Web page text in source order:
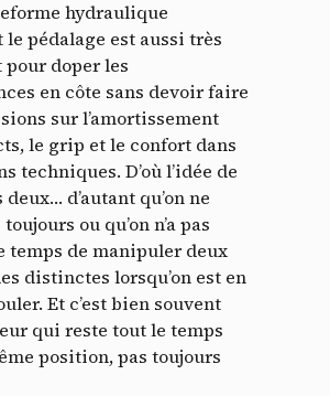
hydraulique
pédalage est aussi très
doper les
en côte sans devoir faire
sur l’amortissement
le grip et le confort dans
techniques. D’où l’idée de
d’autant qu’on ne
ou qu’on n’a pas
temps de manipuler deux
distinctes lorsqu’on est en
Et c’est bien souvent
qui reste tout le temps
position, pas toujours